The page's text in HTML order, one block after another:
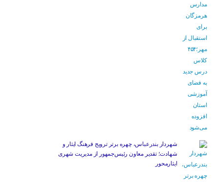
شهردار بندرعباس، چهره برتر ترویج فرهنگ ایثار و
شهادت؛ تقدیر معاون رئیس‌جمهور از مدیریت شهری
ایثارمحور